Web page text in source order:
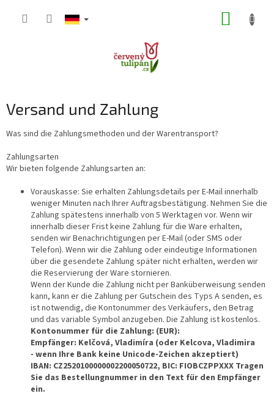
Versand und Zahlung
Was sind die Zahlungsmethoden und der Warentransport?
Zahlungsarten
Wir bieten folgende Zahlungsarten an:
Vorauskasse: Sie erhalten Zahlungsdetails per E-Mail innerhalb
weniger Minuten nach Ihrer Auftragsbestätigung. Nehmen Sie die
Zahlung spätestens innerhalb von 5 Werktagen vor. Wenn wir
innerhalb dieser Frist keine Zahlung für die Ware erhalten,
senden wir Benachrichtigungen per E-Mail (oder SMS oder
Telefon). Wenn wir die Zahlung oder eindeutige Informationen
über die gesendete Zahlung später nicht erhalten, werden wir
die Reservierung der Ware stornieren.
Wenn der Kunde die Zahlung nicht per Banküberweisung senden
kann, kann er die Zahlung per Gutschein des Typs A senden, es
ist notwendig, die Kontonummer des Verkäufers, den Betrag
und das variable Symbol anzugeben. Die Zahlung ist kostenlos.
Kontonummer für die Zahlung: (EUR):
Empfänger: Kelčová, Vladimíra (oder Kelcova, Vladimira
- wenn Ihre Bank keine Unicode-Zeichen akzeptiert)
IBAN: CZ2520100000002200050722, BIC: FIOBCZPPXXX Tragen
Sie das Bestellungnummer in den Text für den Empfänger
ein.